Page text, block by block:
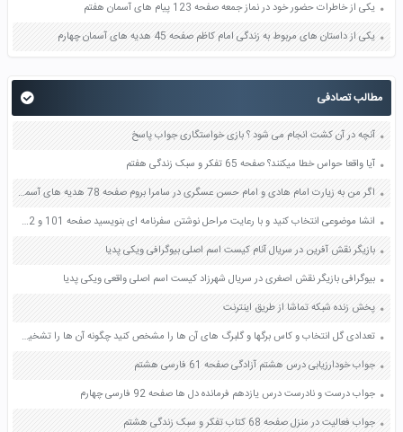
یکی از خاطرات حضور خود در نماز جمعه صفحه 123 پیام های آسمان هفتم
یکی از داستان های مربوط به زندگی امام کاظم صفحه 45 هدیه های آسمان چهارم
مطالب تصادفی
آنچه در آن کشت انجام می شود ؟ بازی خواستگاری جواب پاسخ
آیا واقعا حواس خطا میکنند؟ صفحه 65 تفکر و سبک زندگی هفتم
اگر من به زیارت امام هادی و امام حسن عسگری در سامرا بروم صفحه 78 هدیه های آسمان پنجم
انشا موضوعی انتخاب کنید و با رعایت مراحل نوشتن سفرنامه ای بنویسید صفحه 101 و 102 نگارش یازدهم
بازیگر نقش آفرین در سریال آنام کیست اسم اصلی بیوگرافی ویکی پدیا
بیوگرافی بازیگر نقش اصغری در سریال شهرزاد کیست اسم اصلی واقعی ویکی پدیا
پخش زنده شبکه تماشا از طریق اینترنت
تعدادی گل انتخاب و کاس برگها و گلبرگ های آن ها را مشخص کنید چگونه آن ها را تشخیص می دهید؟ صفحه 74 علوم هشتم
جواب خودارزیابی درس هشتم آزادگی صفحه 61 فارسی هشتم
جواب درست و نادرست درس یازدهم فرمانده دل ها صفحه 92 فارسی چهارم
جواب فعالیت در منزل صفحه 68 کتاب تفکر و سبک زندگی هشتم